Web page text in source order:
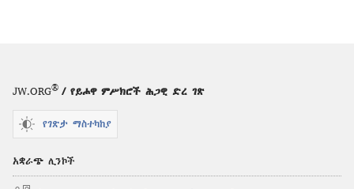
JW.ORG® / የይሖዋ ምሥክሮች ሕጋዊ ድረ ገጽ
የገጽታ ማስተካከያ
አቋራጭ ሊንኮች